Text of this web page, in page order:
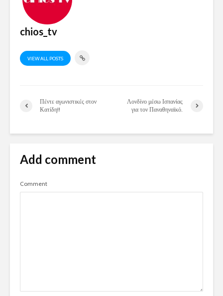
chios_tv
VIEW ALL POSTS
Πέντε αγωνιστικές στον
Κατίδη!!
Λονδίνο μέσω Ισπανίας
για τον Παναθηναϊκό.
Add comment
Comment